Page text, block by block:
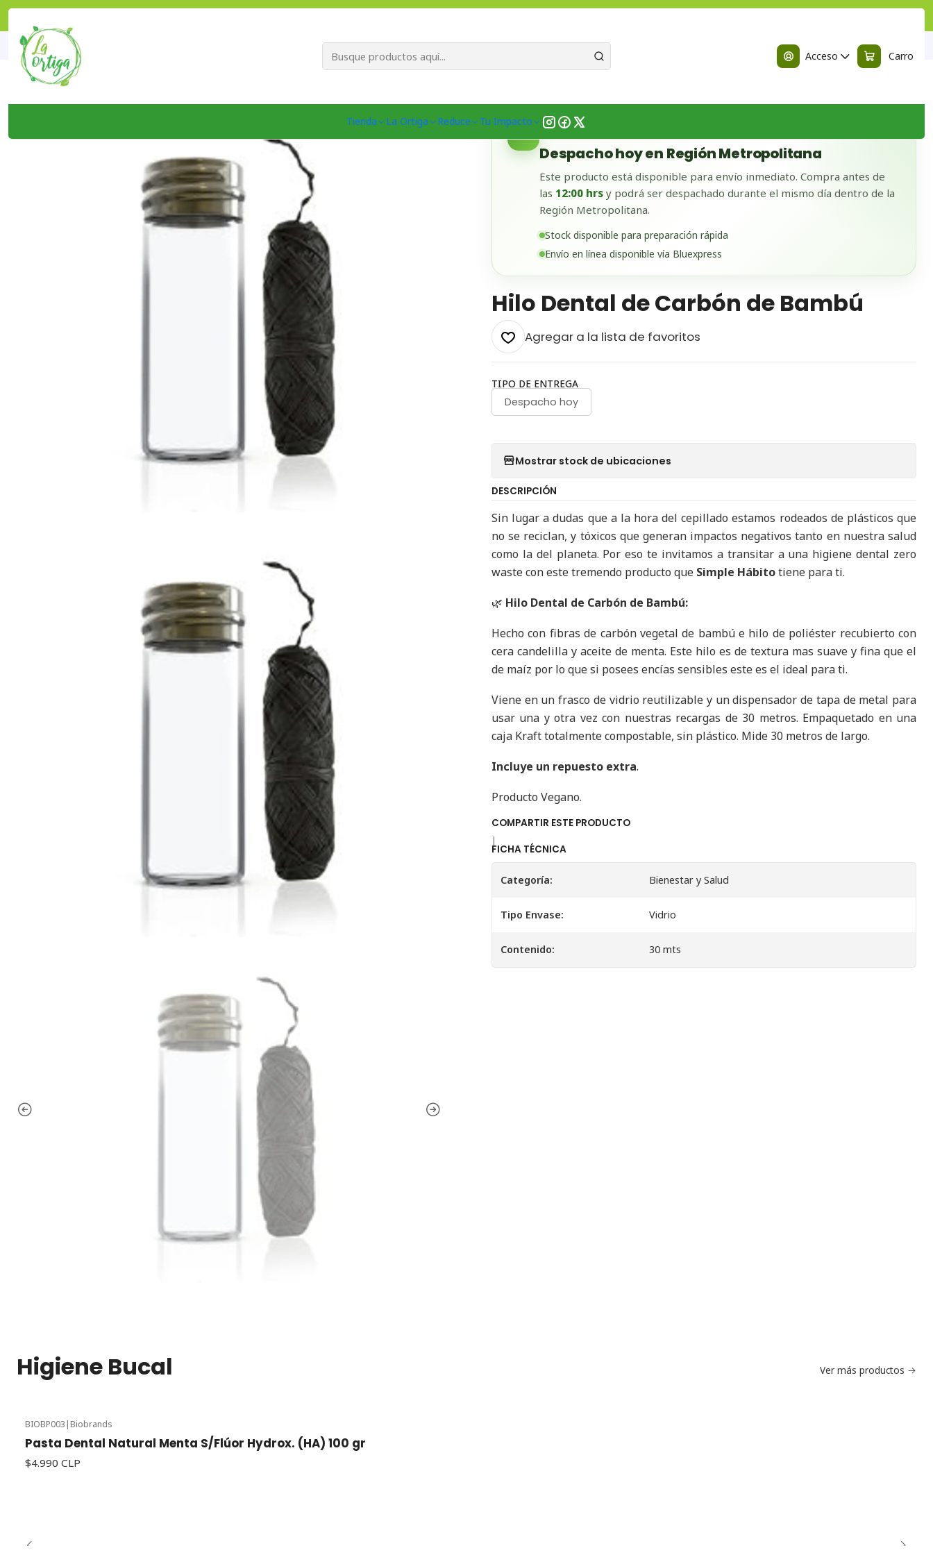
Acceso Carro
Tienda La Ortiga Reduce Tu Impacto
Productos Hogar Baño Higiene Bucal Hilo Dental de Carbón de Bambú
✓ DISPONIBLE EN BODEGA
Despacho hoy en Región Metropolitana
Este producto está disponible para envío inmediato. Compra antes de
las 12:00 hrs y podrá ser despachado durante el mismo día dentro de la
Región Metropolitana.
Stock disponible para preparación rápida
Envío en línea disponible vía Bluexpress
Hilo Dental de Carbón de Bambú
Agregar a la lista de favoritos
TIPO DE ENTREGA
Despacho hoy
Mostrar stock de ubicaciones
DESCRIPCIÓN
Sin lugar a dudas que a la hora del cepillado estamos rodeados de plásticos que
no se reciclan, y tóxicos que generan impactos negativos tanto en nuestra salud
como la del planeta. Por eso te invitamos a transitar a una higiene dental zero
waste con este tremendo producto que Simple Hábitotiene para ti.
🌿 Hilo Dental de Carbón de Bambú:
Hecho con fibras de carbón vegetal de bambú e hilo de poliéster recubierto con
cera candelilla y aceite de menta. Este hilo es de textura mas suave y fina que el
de maíz por lo que si posees encías sensibles este es el ideal para ti.
Viene en un frasco de vidrio reutilizable y un dispensador de tapa de metal para
usar una y otra vez con nuestras recargas de 30 metros. Empaquetado en una
caja Kraft totalmente compostable, sin plástico. Mide 30 metros de largo.
Incluye un repuesto extra.
Producto Vegano.
COMPARTIR ESTE PRODUCTO
|
FICHA TÉCNICA
Categoría: Bienestar y Salud
Tipo Envase: Vidrio
Contenido: 30 mts
Higiene Bucal Ver más productos
BIOBP003 | Biobrands
Pasta Dental Natural Menta S/Flúor Hydrox. (HA) 100 gr
$4.990 CLP